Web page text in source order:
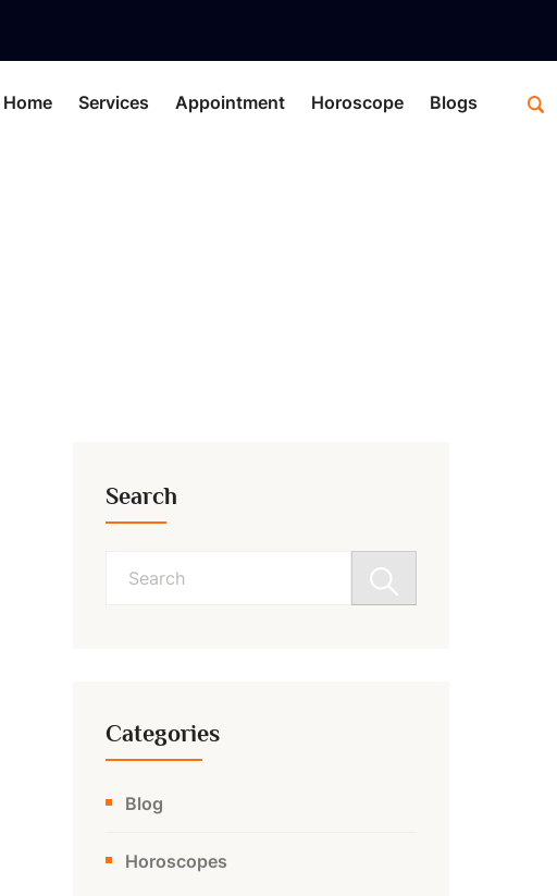
Home Services Appointment Horoscope Blogs
Search
Categories
Blog
Horoscopes